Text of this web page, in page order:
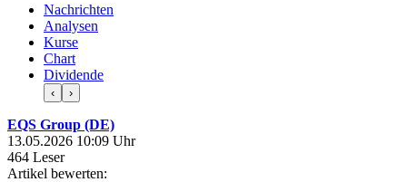
Nachrichten
Analysen
Kurse
Chart
Dividende
‹ ›
EQS Group (DE)
13.05.2026 10:09 Uhr
464 Leser
Artikel bewerten: